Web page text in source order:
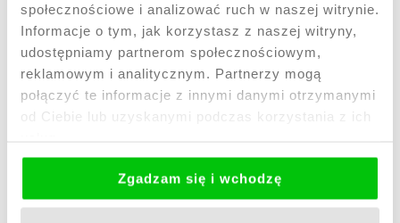
społecznościowe i analizować ruch w naszej witrynie.
Informacje o tym, jak korzystasz z naszej witryny,
udostępniamy partnerom społecznościowym,
reklamowym i analitycznym. Partnerzy mogą
połączyć te informacje z innymi danymi otrzymanymi
od Ciebie lub uzyskanymi podczas korzystania z ich
Zgadzam się i wchodzę
109,00 zł
Do koszyka
Dostępność: Wysyłka w: